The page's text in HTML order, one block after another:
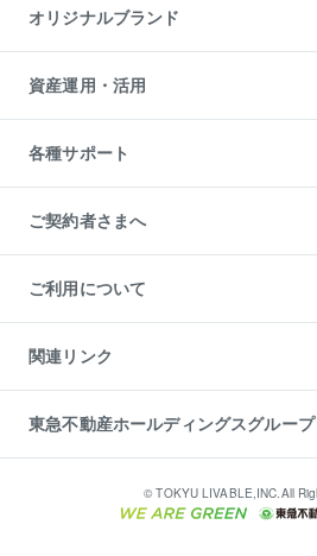
アパート経営
収益物件
ビル購入（ビル一棟）
投資用不動産の売却査定
事業用不動産の売却査定
マンションライブラリー
人気マンションランキング
暮らしに役立つ不動産メディア
不動産相場・不動産価格情報
不動産コラム・ニュース
不動産用語集
不動産なんでもネット相談室
住まいの税金
オリジナルブランド
一棟リノベーションマンション
L`GENTE（ルジェンテ）
区分リノベーションマンション
投資用一棟レジデンスWELL
不動産小口投資
LEGACIA（レガシア）
資産運用・活用
不動産M&A
アセットマネジメント・出資
各種サポート
相続サポート
リフォームサポート
ご契約者さまへ
ご紹介・再契約特典
入居者様専用-各種ご案内（賃貸）
東急こすもす会「こすもすWeb」
ご利用について
金融商品取引について
東急リバブル ソーシャルメディアポリシー
ご意見・お問い合わせ（金融商品取引専用
ダイレクトメール（郵送物）・Eメールなど
関連リンク
これからご結婚される方に東急百貨店のブラ
人材サービスのご用命は 東急リバブルスタ
東北の逸品を贈ります 東北すぐれものセレ
東急不動産ホールディングスグループ
東急コミュニティー
東急住宅リース
© TOKYU LIVABLE,INC.All